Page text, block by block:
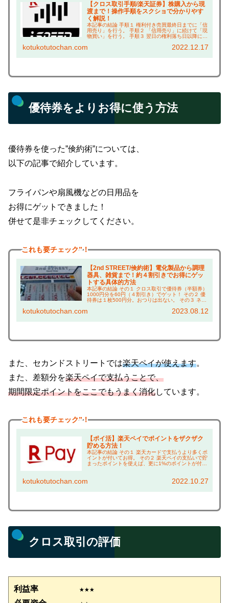
【クロス取引手順/楽天証券】株購入から現
渡まで！操作手順をスクショで分かりやす
く解説！
本記事の結論 手順１ 権利付き売買最終日までに「信
用売り」を行う。 手順２ 「信用売り」に続けて「現
物買い」を行う。 手順３ 翌日の権利落ち日以降に現
う。 こんにちは、コツコツ父ちゃんです。本ブロ...
kotukotutochan.com 2022.12.17
優待券をよりお得に使う方法
優待券を使った”倹約術”については、
以下の記事で紹介しています。
フライパンや扇風機などの日用品を
お得にゲットできました！
併せて是非チェックしてください。
これも要チェック”！
【2nd STREET/倹約術】電化製品から調理
器具、雑貨まで！約４割引きでお得にゲッ
トする具体的方法
本記事の結論 その１ クロス取引で優待券（半額券）
1000円分を60円（４割引き）でゲット！ その２ 優
待券は１枚500円分。おつりは出ない。 その３ ネッ
れているお菓子の購入がオススメ！ こん...
kotukotutochan.com 2023.08.12
また、セカンドストリートでは楽天ペイが使えます。
また、差額分を楽天ペイで支払うことで、
期間限定ポイントをここでもうまく消化しています。
これも要チェック”！
【ポイ活】楽天ペイでポイントをザクザク
貯める方法！
本記事の結論 その１ 楽天カードで支払うより多くポ
イントが付いてお得。 その２ 楽天ペイの支払いで貯
まったポイントを使えば、更に1%のポイントが付い
kotukotutochan.com 2022.10.27
クロス取引の評価
利益率　　　　　★★★